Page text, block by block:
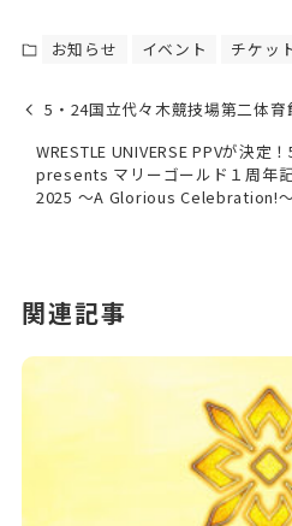
お知らせ イベント チケッ
5・24国立代々木競技場第二体
WRESTLE UNIVERSE PPVが決定
presents マリーゴールド１周年記
2025 〜A Glorious Celebration!〜
関連記事